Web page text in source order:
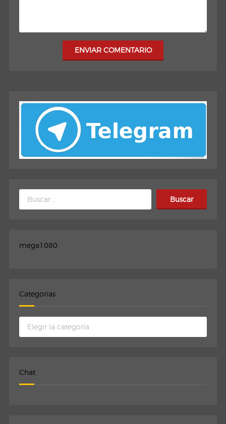
ENVIAR COMENTARIO
Buscar:
mega1080
Categorias
Categorias
Chat